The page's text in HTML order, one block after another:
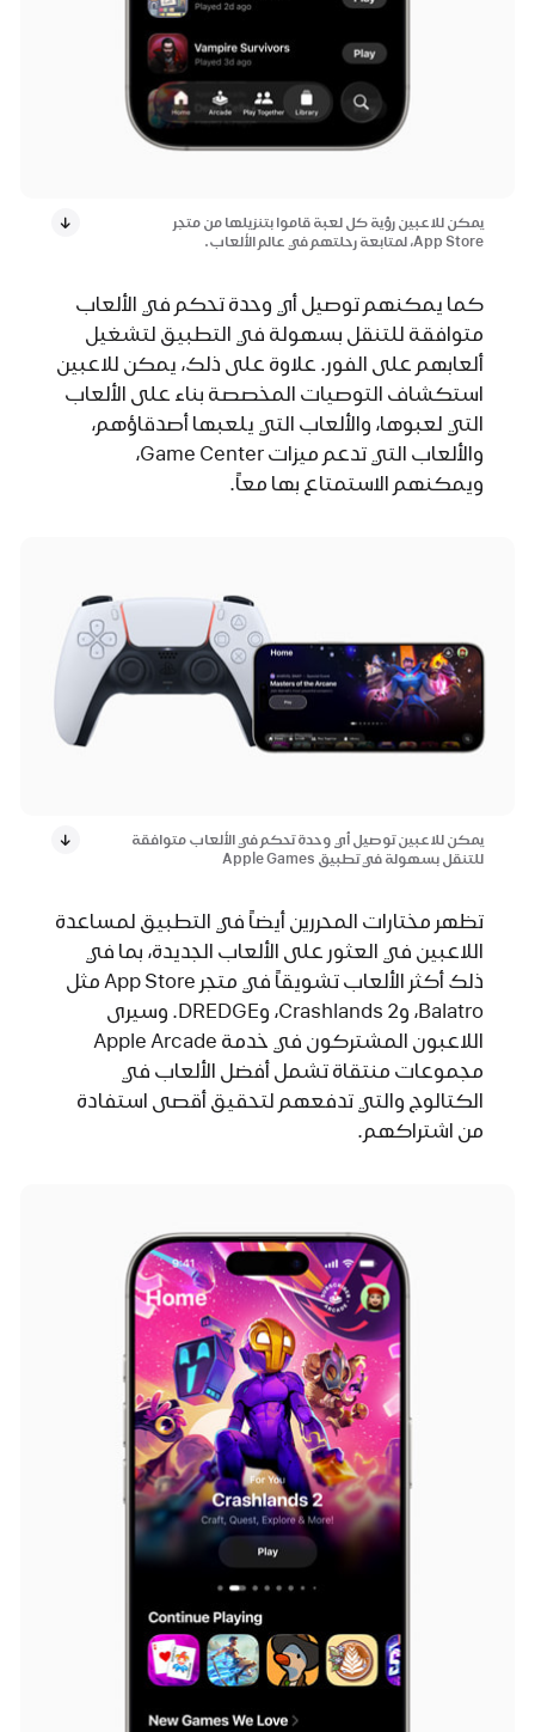
يمكن للاعبين رؤية كل لعبة قاموا بتنزيلها من متجر
App Store، لمتابعة رحلتهم في عالم الألعاب.
كما يمكنهم توصيل أي وحدة تحكم في الألعاب
متوافقة للتنقل بسهولة في التطبيق لتشغيل
ألعابهم على الفور. علاوة على ذلك، يمكن للاعبين
استكشاف التوصيات المخصصة بناء على الألعاب
التي لعبوها، والألعاب التي يلعبها أصدقاؤهم،
والألعاب التي تدعم ميزات Game Center،
ويمكنهم الاستمتاع بها معاً.
يمكن للاعبين توصيل أي وحدة تحكم في الألعاب متوافقة
للتنقل بسهولة في تطبيق Apple Games
تظهر مختارات المحررين أيضاً في التطبيق لمساعدة
اللاعبين في العثور على الألعاب الجديدة، بما في
ذلك أكثر الألعاب تشويقاً في متجر App Store مثل
Balatro، وCrashlands 2، وDREDGE. وسيرى
اللاعبون المشتركون في خدمة Apple Arcade
مجموعات منتقاة تشمل أفضل الألعاب في
الكتالوج والتي تدفعهم لتحقيق أقصى استفادة
من اشتراكهم.